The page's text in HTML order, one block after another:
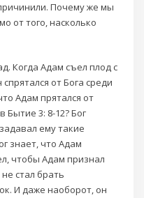
Почему же мы
от того, насколько
Когда Адам съел плод с
от Бога среди
Адам прятался от
Бытие 3: 8-12? Бог
ему такие
знает, что Адам
чтобы Адам признал
стал брать
И даже наоборот, он